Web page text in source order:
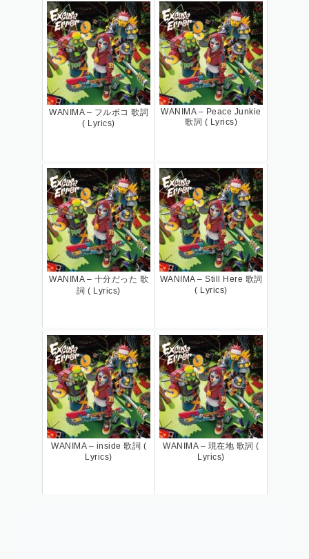
WANIMA – フルボコ 歌詞
( Lyrics)
WANIMA – Peace Junkie
歌詞 ( Lyrics)
WANIMA – 十分だった 歌
詞 ( Lyrics)
WANIMA – Still Here 歌詞
( Lyrics)
WANIMA – inside 歌詞 (
Lyrics)
WANIMA – 現在地 歌詞 (
Lyrics)